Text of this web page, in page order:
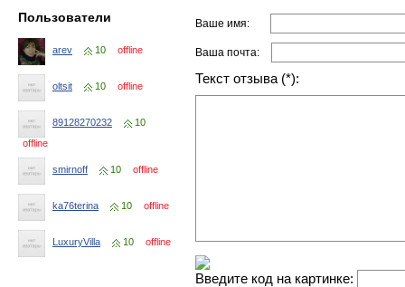
Пользователи
arev 10 offline
oltsit 10 offline
89128270232
10
offline
smirnoff 10 offline
ka76terina 10 offline
LuxuryVilla 10 offline
Ваше имя:
Ваша почта:
Текст отзыва (*):
Введите код на картинке: